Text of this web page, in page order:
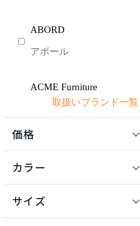
ABORD
アボール
ACME Furniture
アクメファニチャー
アダル
ADAL TOTAL INTERIOR
取扱いブランド一覧
価格
カラー
サイズ